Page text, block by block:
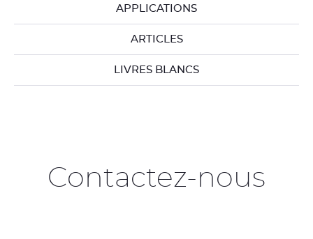
APPLICATIONS
ARTICLES
LIVRES BLANCS
Contactez-nous